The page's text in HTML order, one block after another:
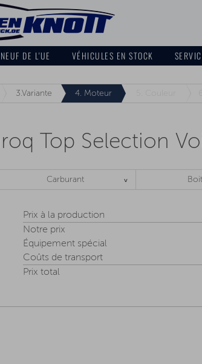
DE L'UE VÉHICULES EN STOCK
3.Variante 4. Moteur
Top Selection
Carburant
Prix à la production
Notre prix
Équipement spécial
Coûts de transport
Prix total